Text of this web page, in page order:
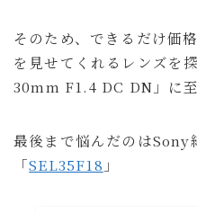
そのため、できるだけ価
を見せてくれるレンズを
30mm F1.4 DC DN」に至
最後まで悩んだのはSony
「SEL35F18 」